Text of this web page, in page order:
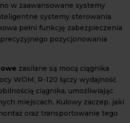
w zaawansowane systemy
systemy sterowania.
pełni funkcję zabezpieczenia
pozycjonowania
zasilane są mocą ciągnika
WOM, R-120 łączy wydajność
ciągnika, umożliwiając
miejscach. Kulowy zaczep, jaki
oraz transportowanie tego